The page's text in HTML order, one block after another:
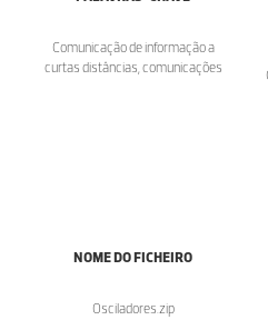
Comunicação de informação a
curtas distâncias, comunicações
NOME DO FICHEIRO
Osciladores.zip